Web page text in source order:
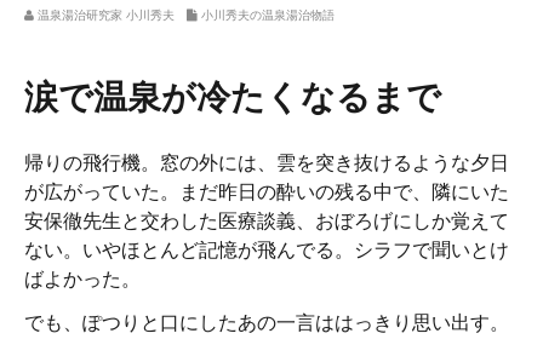
温泉湯治研究家 小川秀夫 小川秀夫の温泉湯治物語
涙で温泉が冷たくなるまで
帰りの飛行機。窓の外には、雲を突き抜けるような夕日
が広がっていた。まだ昨日の酔いの残る中で、隣にいた
安保徹先生と交わした医療談義、おぼろげにしか覚えて
ない。いやほとんど記憶が飛んでる。シラフで聞いとけ
ばよかった。
でも、ぽつりと口にしたあの一言ははっきり思い出す。